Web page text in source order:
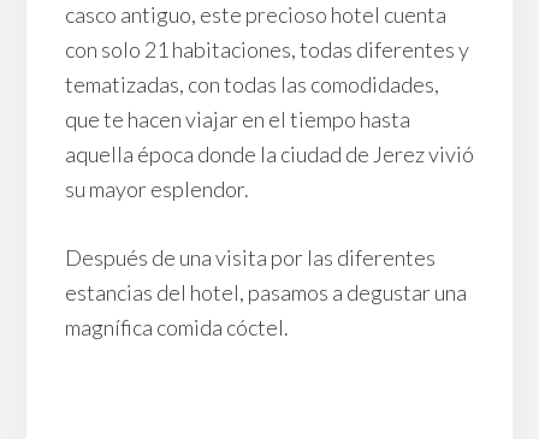
casco antiguo, este precioso hotel cuenta
con solo 21 habitaciones, todas diferentes y
tematizadas, con todas las comodidades,
que te hacen viajar en el tiempo hasta
aquella época donde la ciudad de Jerez vivió
su mayor esplendor.
Después de una visita por las diferentes
estancias del hotel, pasamos a degustar una
magnífica comida cóctel.